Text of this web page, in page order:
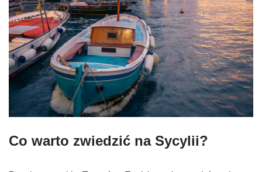
Co warto zwiedzić na Sycylii?